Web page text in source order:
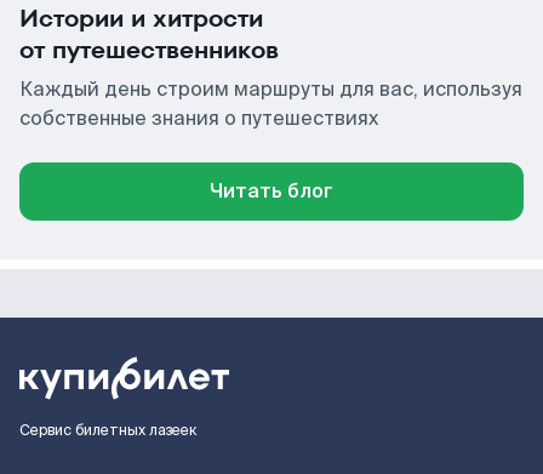
Истории и хитрости
от путешественников
Каждый день строим маршруты для вас, используя
собственные знания о путешествиях
Читать блог
Сервис билетных лазеек